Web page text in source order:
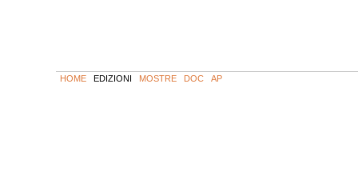
HOME EDIZIONI MOSTRE DOC AP